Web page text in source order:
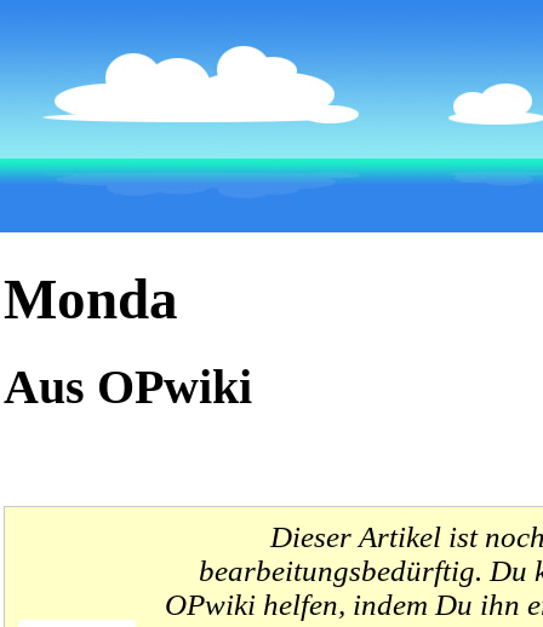
Monda
Aus OPwiki
Dieser Artikel ist
bearbeitungsbedürftig. Du
OPwiki helfen, indem Du ihn